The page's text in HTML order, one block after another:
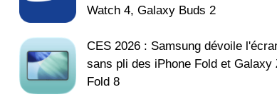
Watch 4, Galaxy Buds 2
CES 2026 : Samsung dévoile
sans pli des iPhone Fold et Galaxy
Fold 8